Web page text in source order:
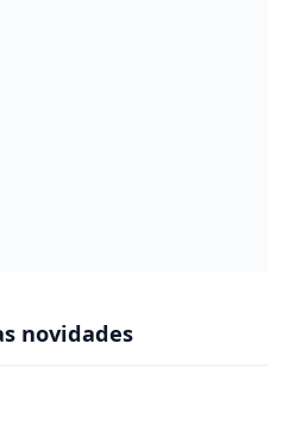
novidades